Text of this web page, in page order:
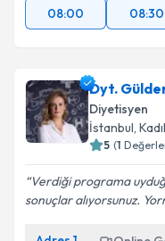
08:00
08:30
Dyt.
Diyetisyen
İstanbul,
(
Verdiği programa
sonuçlar alıyorsunuz.